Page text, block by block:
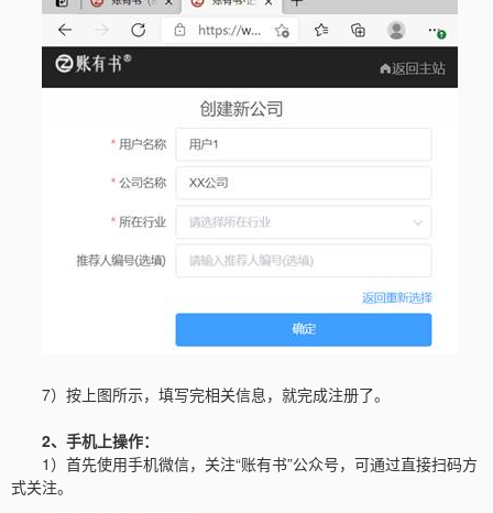
7）按上图所示，填写完相关信息，就完成注册了。
2、手机上操作：
1）首先使用手机微信，关注“账有书”公众号，可通过直接扫码方
式关注。